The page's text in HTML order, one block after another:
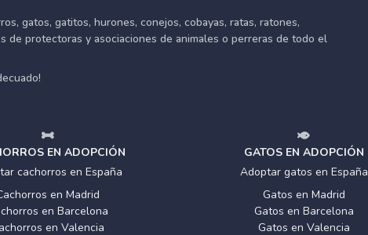
gatos, gatitos, hurones, conejos, cobayas, ratas, ratones,
de protectoras y asociaciones de animales o perreras de todo el
EN ADOPCIÓN
cachorros en España
en Madrid
en Barcelona
en Valencia
GATOS EN ADOPCIÓN
Adoptar gatos en España
Gatos en Madrid
Gatos en Barcelona
Gatos en Valencia